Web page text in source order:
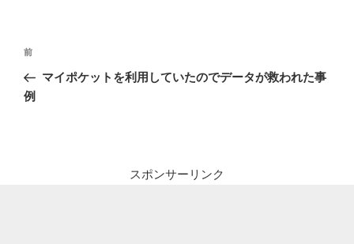
投
ナ
前
の
投
前
マイポケットを利用していたのでデータが救われた事
例
スポンサーリンク